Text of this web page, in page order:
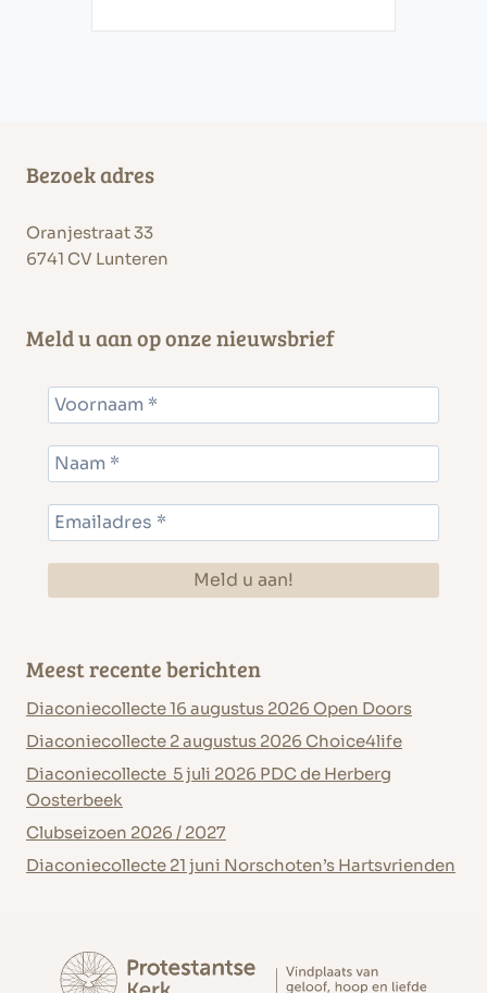
Bezoek adres
Oranjestraat 33
6741 CV Lunteren
Meld u aan op onze nieuwsbrief
Meest recente berichten
Diaconiecollecte 16 augustus 2026 Open Doors
Diaconiecollecte 2 augustus 2026 Choice4life
Diaconiecollecte 5 juli 2026 PDC de Herberg
Oosterbeek
Clubseizoen 2026 / 2027
Diaconiecollecte 21 juni Norschoten’s Hartsvrienden